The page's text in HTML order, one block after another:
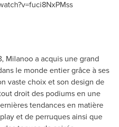
Milanoo a acquis une grand
le monde entier grâce à ses
vaste choix et son design de
droit des podiums en une
tendances en matière
et de perruques ainsi que